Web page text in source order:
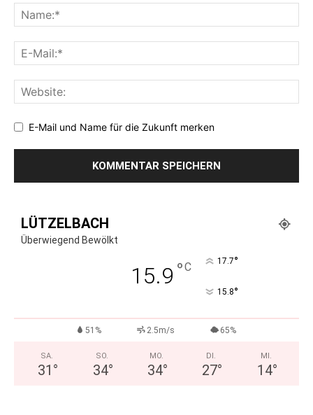
E-Mail und Name für die Zukunft merken
LÜTZELBACH
Überwiegend Bewölkt
15.9 °C 17.7°
15.8°
51% 2.5m/s 65%
SA.
31 °
SO.
34°
MO.
34°
DI.
27°
MI.
14°